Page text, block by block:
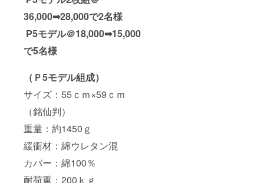
36,000➡28,000で2名様
P5モデル＠18,000➡15,000
で5名様
（Ｐ5モデル組成）
サイズ：55ｃｍ×59ｃｍ
（銘仙判）
重量：約1450ｇ
緩衝材：綿ウレタン混
カバー：綿100％
耐荷重：200ｋｇ